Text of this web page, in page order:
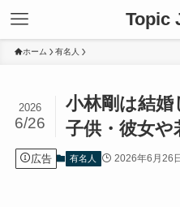
Topic
ホーム 有名人
小林剛は結婚
子供・彼女や
2026
6/26
広告 有名人 2026年6月26